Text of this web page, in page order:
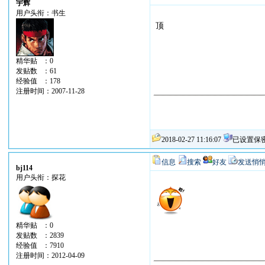
宇辉
用户头衔：书生
精华贴 ：0
发贴数 ：61
经验值 ：178
注册时间：2007-11-28
顶
2018-02-27 11:16:07 已设置保
bj114
用户头衔：探花
精华贴 ：0
发贴数 ：2839
经验值 ：7910
注册时间：2012-04-09
信息 搜索 好友 发送悄